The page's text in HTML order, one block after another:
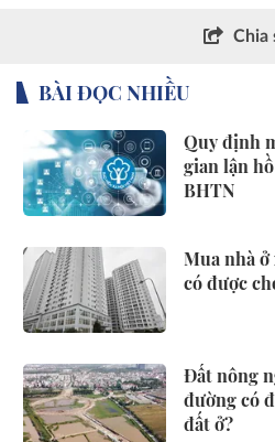
Chia
BÀI ĐỌC NHIỀU
Quy định
gian lận
BHTN
Mua nhà ở
có được
Đất nông
đường có
đất ở?